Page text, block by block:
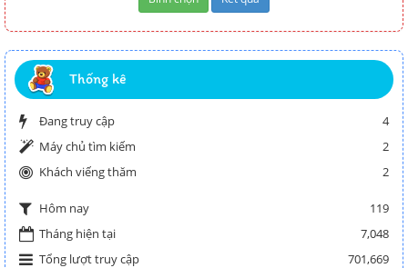
Thống kê
Đang truy cập
4
Máy chủ tìm kiếm
2
Khách viếng thăm
2
Hôm nay
119
Tháng hiện tại
7,048
Tổng lượt truy cập
701,669